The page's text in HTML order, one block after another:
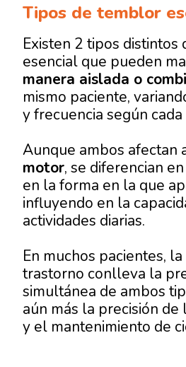
Tipos de temblor
Existen 2 tipos
esencial que pueden
manera aislada o
mismo paciente,
y frecuencia según cada
Aunque ambos afectan
motor, se diferencian
en la forma en la que
influyendo en la
actividades diarias.
En muchos pacientes,
trastorno conlleva la
simultánea de ambos
aún más la precisión
y el mantenimiento de